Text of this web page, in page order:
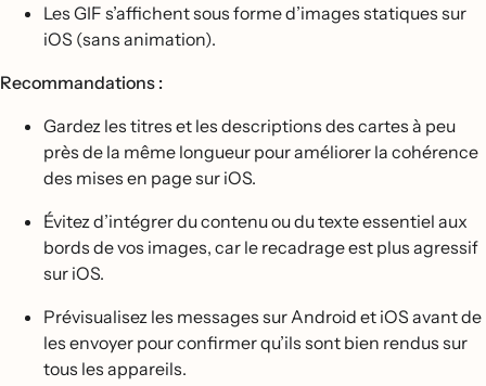
Les GIF s’affichent sous forme d’images statiques sur
iOS (sans animation).
Recommandations :
Gardez les titres et les descriptions des cartes à peu
près de la même longueur pour améliorer la cohérence
des mises en page sur iOS.
Évitez d’intégrer du contenu ou du texte essentiel aux
bords de vos images, car le recadrage est plus agressif
sur iOS.
Prévisualisez les messages sur Android et iOS avant de
les envoyer pour confirmer qu’ils sont bien rendus sur
tous les appareils.